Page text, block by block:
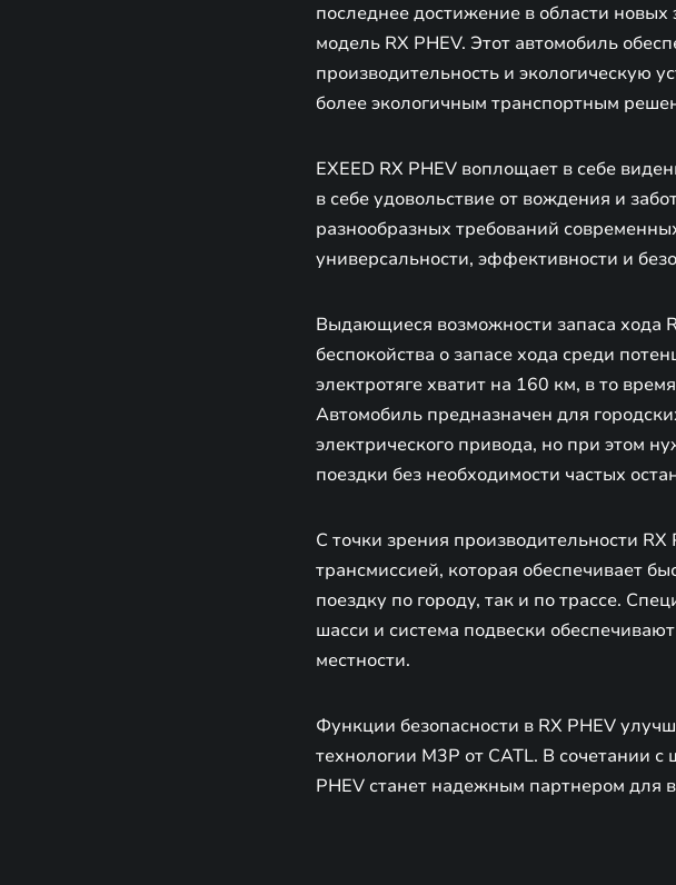
последнее достижение в области новых
модель RX PHEV. Этот автомобиль
производительность и экологическую
более экологичным транспортным
EXEED RX PHEV воплощает в себе
в себе удовольствие от вождения и
разнообразных требований
универсальности, эффективности и
Выдающиеся возможности запаса хода
беспокойства о запасе хода среди
электротяге хватит на 160 км, в то
Автомобиль предназначен для
электрического привода, но при этом
поездки без необходимости частых
С точки зрения производительности
трансмиссией, которая обеспечивает
поездку по городу, так и по трассе.
шасси и система подвески
местности.
Функции безопасности в RX PHEV
технологии M3P от CATL. В сочетании
PHEV станет надежным партнером для